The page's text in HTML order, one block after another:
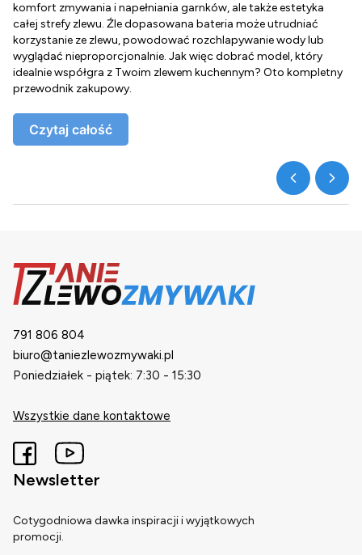
komfort zmywania i napełniania garnków, ale także estetyka
całej strefy zlewu. Źle dopasowana bateria może utrudniać
korzystanie ze zlewu, powodować rozchlapywanie wody lub
wyglądać nieproporcjonalnie. Jak więc dobrać model, który
idealnie współgra z Twoim zlewem kuchennym? Oto kompletny
przewodnik zakupowy.
Czytaj całość
791 806 804
biuro@taniezlewozmywaki.pl
Poniedziałek - piątek: 7:30 - 15:30
Wszystkie dane kontaktowe
Newsletter
Cotygodniowa dawka inspiracji i wyjątkowych
promocji.